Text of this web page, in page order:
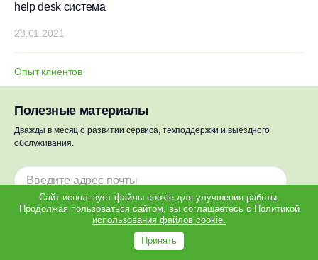
help desk система
28.01.2021
Опыт клиентов
Okdesk — Опыт «Совтех»
18.10.2021
Опыт клиентов
Экономия на разработке: опыт перехода
с конфигурации 1С на Okdesk
Полезные материалы
Дважды в месяц о развитии сервиса, техподдержки и выездного
обслуживания.
Подписаться
Сайт использует файлы cookie для улучшения работы.
Продолжая пользоваться сайтом, вы соглашаетесь с Политикой
использования файлов cookie.
Принять